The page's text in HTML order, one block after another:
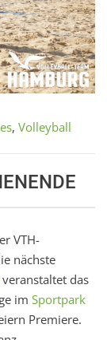
, Volleyball
VTH-
nächste
veranstaltet das
im Sportpark
Premiere.